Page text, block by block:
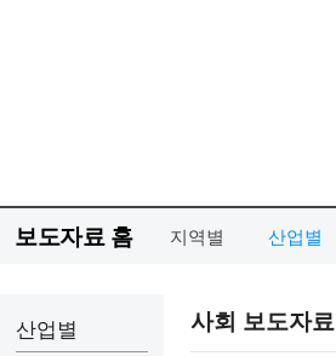
보도자료 홈 지역별 산업별
산업별 사회 보도자료